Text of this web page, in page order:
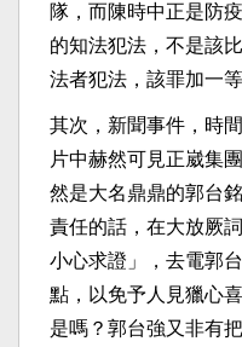
隊，而陳時中正是防
的知法犯法，不是該
法者犯法，該罪加一等
其次，新聞事件，時
片中赫然可見正崴集
然是大名鼎鼎的郭台
責任的話，在大放厥
小心求證」，去電郭
點，以免予人見獵心
是嗎？郭台強又非有